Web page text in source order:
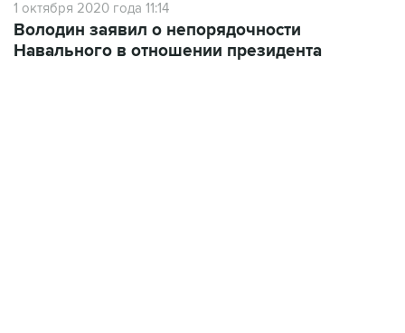
1 октября 2020 года 11:14
Володин заявил о непорядочности
Навального в отношении президента